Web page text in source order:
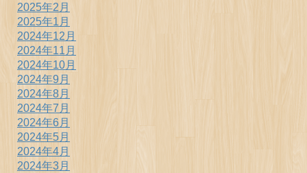
2025年2月
2025年1月
2024年12月
2024年11月
2024年10月
2024年9月
2024年8月
2024年7月
2024年6月
2024年5月
2024年4月
2024年3月